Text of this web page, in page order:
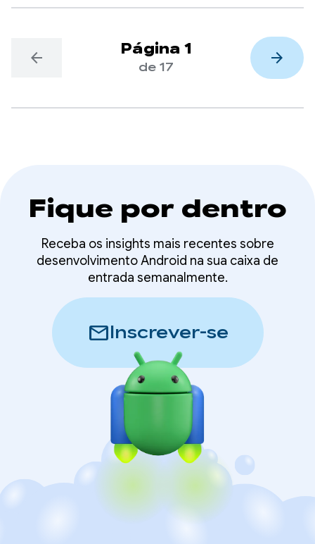
arrow_back Página 1
de 17 arrow_forward
Fique por dentro
Receba os insights mais recentes sobre
desenvolvimento Android na sua caixa de
entrada semanalmente.
mailInscrever-se